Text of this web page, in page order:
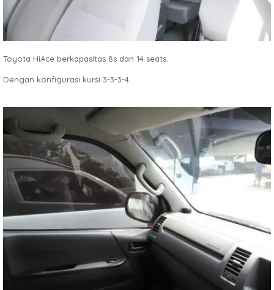
Toyota HiAce berkapasitas 8s dan 14 seats.
Dengan konfigurasi kursi 3-3-3-4.